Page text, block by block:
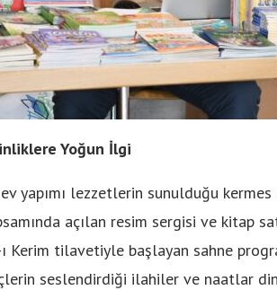
Yoğun İlgi
yapımı lezzetlerin sunulduğu kermes
açılan resim sergisi ve kitap
ı Kerim tilavetiyle başlayan sahne
seslendirdiği ilahiler ve naatlar